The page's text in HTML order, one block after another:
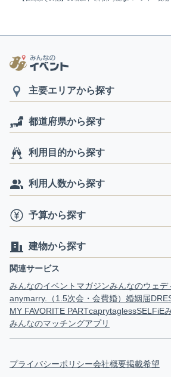
主要エリアから探す
都道府県から探す
利用目的から探す
利用人数から探す
予算から探す
建物から探す
関連サービス
みんなのイベントマガジンみんなのウェデ
anymarry.（1.5次会・会費婚） 婚姻届
MY FAVORITE PARTcaprytaglessSELFiE
みんなのマッチングアプリ
プライバシーポリシー会社概要掲載希望